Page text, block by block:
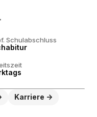
Schulabschluss
Karriere